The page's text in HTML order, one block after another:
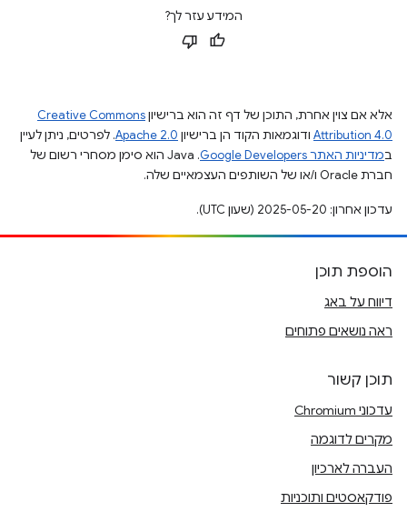
המידע עזר לך?
אלא אם צוין אחרת, התוכן של דף זה הוא ברישיוןCreative Commons
Attribution 4.0 ודוגמאות הקוד הן ברישיון Apache 2.0. לפרטים, ניתן לעיין
במדיניות האתר Google Developers‏
.‏ Java הוא סימן מסחרי רשום של
חברת Oracle ו/או של השותפים העצמאיים שלה.
עדכון אחרון: 2025-05-20 (שעון UTC).
הוספת תוכן
דיווח על באג
ראה נושאים פתוחים
תוכן קשור
עדכוני Chromium
מקרים לדוגמה
העברה לארכיון
פודקאסטים ותוכניות